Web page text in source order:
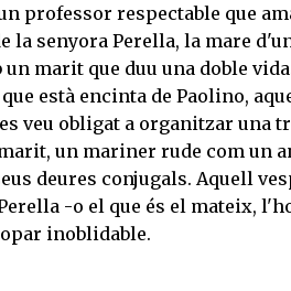
professor respectable que
la senyora Perella, la mare
un marit que duu una doble
està encinta de Paolino,
veu obligat a organitzar una
un mariner rude com un
deures conjugals. Aquell
-o el que és el mateix,
inoblidable.